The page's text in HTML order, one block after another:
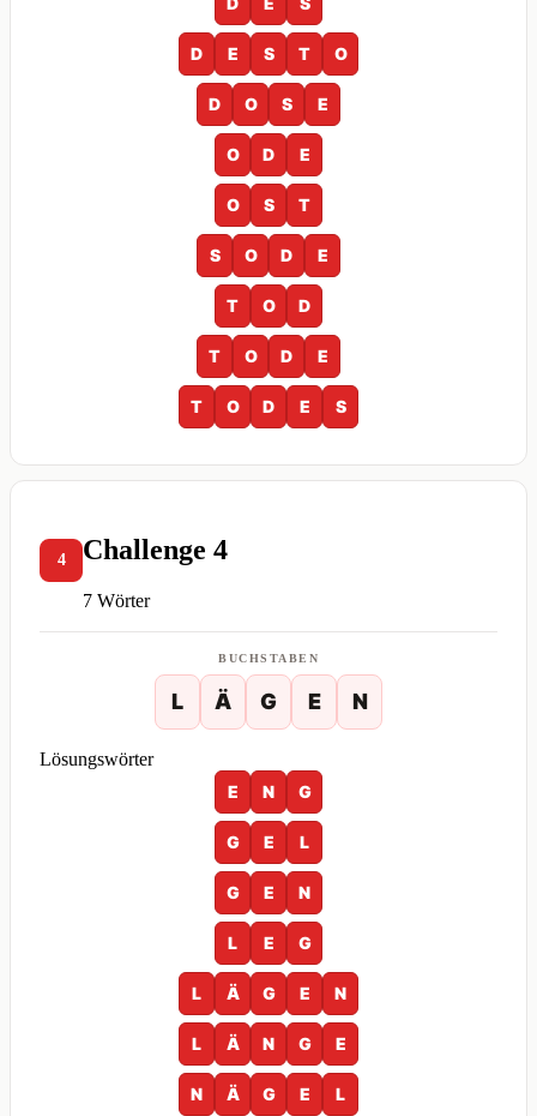
D E S T O
D O S E
O D E
O S T
S O D E
T O D
T O D E
T O D E S
4 Challenge 4
7 Wörter
BUCHSTABEN
L Ä G E N
Lösungswörter
E
N G
G E L
G E N
L E G
L Ä G E N
L Ä N G E
N Ä G E L